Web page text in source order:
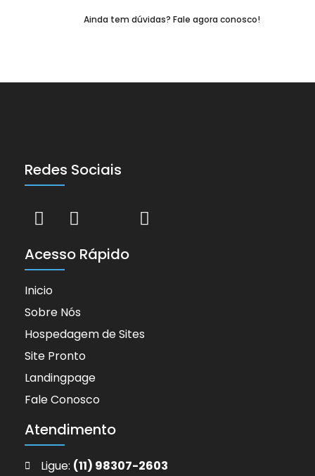
Ainda tem dúvidas? Fale agora conosco!
Redes Sociais
Acesso Rápido
Inicio
Sobre Nós
Hospedagem de Sites
Site Pronto
Landingpage
Fale Conosco
Atendimento
Ligue: (11) 98307-2603